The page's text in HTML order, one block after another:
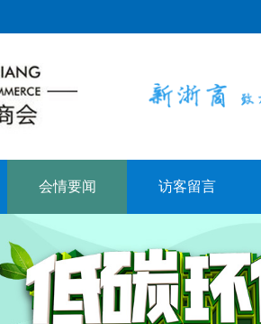
会情要闻 访客留言